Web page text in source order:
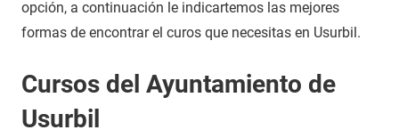
opción, a continuación le indicartemos las mejores
formas de encontrar el curos que necesitas en Usurbil.
Cursos del Ayuntamiento de
Usurbil